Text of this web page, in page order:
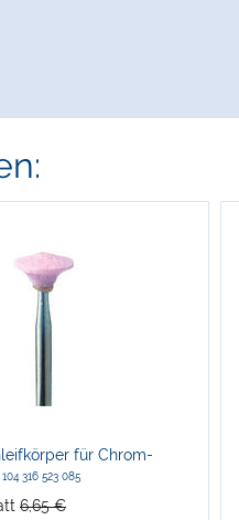
für Chrom-
rosa, Form 734
316 523 085
6,65 €